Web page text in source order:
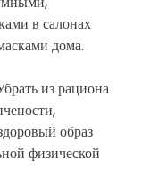
в салонах
дома.
из рациона
образ
физической